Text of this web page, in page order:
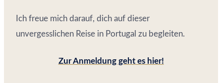
Ich freue mich darauf, dich auf dieser
unvergesslichen Reise in Portugal zu begleiten.
Zur Anmeldung geht es hier!